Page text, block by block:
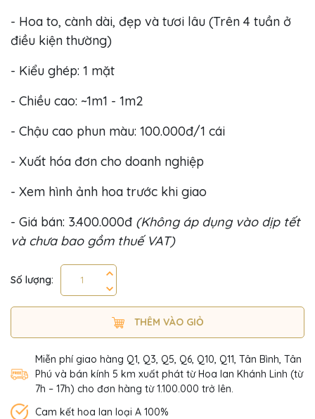
- Hoa to, cành dài, đẹp và tươi lâu (Trên 4 tuần ở
điều kiện thường)
- Kiểu ghép: 1 mặt
- Chiều cao: ~1m1 - 1m2
- Chậu cao phun màu: 100.000đ/1 cái
- Xuất hóa đơn cho doanh nghiệp
- Xem hình ảnh hoa trước khi giao
- Giá bán: 3.400.000đ (Không áp dụng vào dịp tết
và chưa bao gồm thuế VAT)
Số lượng:
THÊM VÀO GIỎ
Miễn phí giao hàng Q1, Q3, Q5, Q6, Q10, Q11, Tân Bình, Tân
Phú và bán kính 5 km xuất phát từ Hoa lan Khánh Linh (từ
7h – 17h) cho đơn hàng từ 1.100.000 trở lên.
Cam kết hoa lan loại A 100%